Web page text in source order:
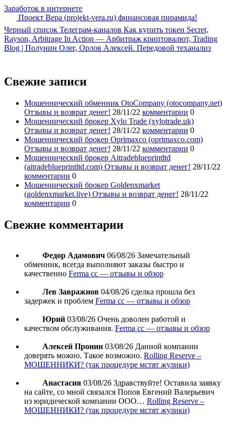
Заработок в интернете
Проект Вера (projekt-vera.ru) финансовая пирамида!
Черный список Телеграм-каналов Как купить токен Secret,
Rayson, Arbitrage In Action — Арбитраж криптовалют, Trading
Blog | Полунин Олег, Орлов Алексей. Передовой теханализ
Свежие записи
Мошеннический обменник OtoCompany (otocompany.net)
Отзывы и возврат денег! 28/11/22 комментарии 0
Мошеннический брокер Xylo Trade (xylotrade.uk)
Отзывы и возврат денег! 28/11/22 комментарии 0
Мошеннический брокер Oprimaxco (oprimaxco.com)
Отзывы и возврат денег! 28/11/22 комментарии 0
Мошеннический брокер Aitradeblueprintltd
(aitradeblueprintltd.com) Отзывы и возврат денег! 28/11/22
комментарии 0
Мошеннический брокер Goldenxmarket
(goldenxmarket.live) Отзывы и возврат денег! 28/11/22
комментарии 0
Свежие комментарии
Федор Адамович 06/08/26 Замечательный
обменник, всегда выполняют заказы быстро и
качественно Ferma cc — отзывы и обзор
Лев Завражнов 04/08/26 сделка прошла без
задержек и проблем Ferma cc — отзывы и обзор
Юрий 03/08/26 Очень доволен работой и
качеством обслуживания. Ferma cc — отзывы и обзор
Алексей Пронин 03/08/26 Данной компании
доверять можно. Такое возможно. Rolling Reserve –
МОШЕННИКИ? (так процедуре мстят жулики)
Анастасия 03/08/26 Здравствуйте! Оставила заявку
на сайте, со мной связался Попов Евгений Валерьевич
из юридической компании ООО… Rolling Reserve –
МОШЕННИКИ? (так процедуре мстят жулики)